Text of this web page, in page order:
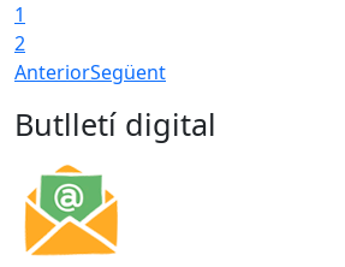
1
2
AnteriorSegüent
Butlletí digital